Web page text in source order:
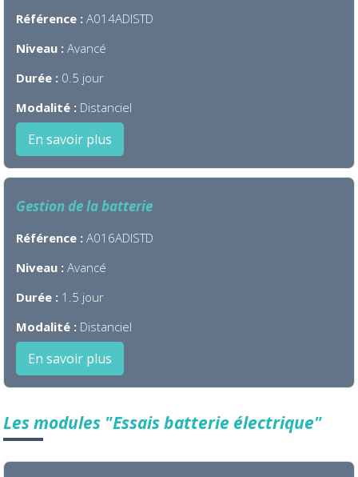
Référence : A014ADISTD
Niveau : Avancé
Durée : 0.5 jour
Modalité : Distanciel
En savoir plus
Gestion de la batterie
Référence : A016ADISTD
Niveau : Avancé
Durée : 1.5 jour
Modalité : Distanciel
En savoir plus
Les modules "Essais batterie électrique"